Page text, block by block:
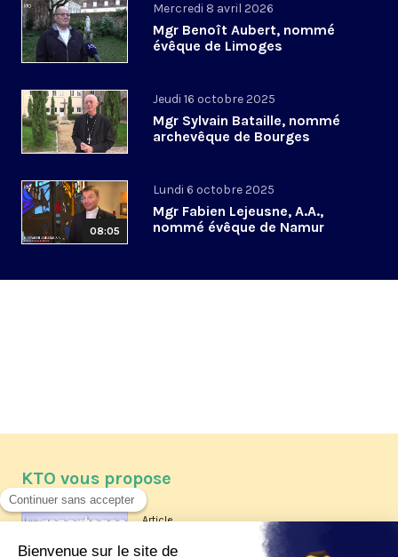
Mercredi 8 avril 2026
Mgr Benoît Aubert, nommé
évêque de Limoges
Jeudi 16 octobre 2025
Mgr Sylvain Bataille, nommé
archevêque de Bourges
08:05
Lundi 6 octobre 2025
Mgr Fabien Lejeusne, A.A.,
nommé évêque de Namur
KTO vous propose
Article
Les reportages d'été 2026 de KTO